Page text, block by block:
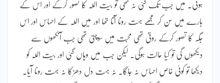
ہوئی۔ میں جب تک گئی نہ تھی تو بیت اللہ کا تصور کرکے اور اس کے
بارے میں سن کر مجھے بہت رونا آتا تھا اور میں اللہ کے احساس اور اس
جگہ کا تصور کرکے روتی تھی محبت میں سوچتی تھی جب آنکھوں سے
دیکھوں گی تو کیا حالت ہوگی۔ لیکن جب میں وہاں گئی اور بیت اللہ کو
دیکھا تو کوئی خاص احساس نہ جاگا۔ نہ بہت دل دھڑکا نہ بہت رونا آیا۔